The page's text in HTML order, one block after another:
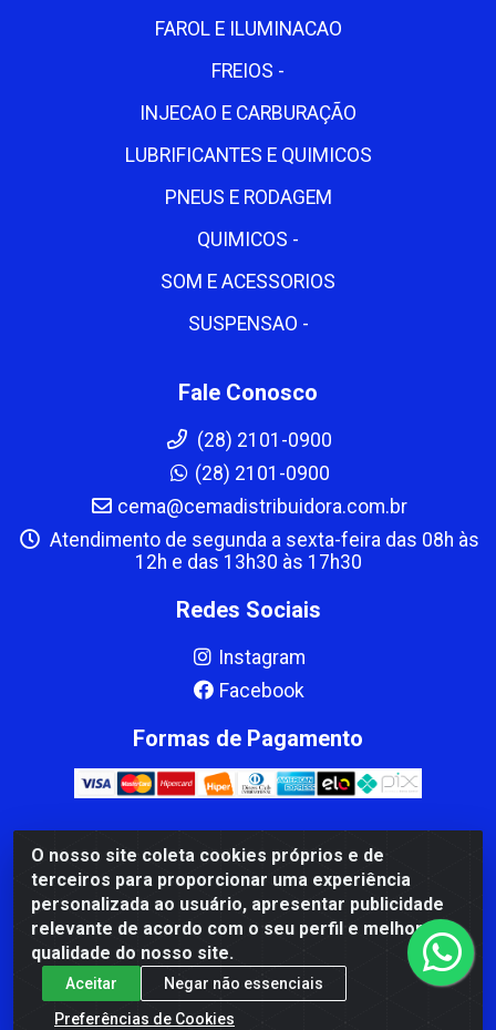
O nosso site coleta cookies próprios e de
terceiros para proporcionar uma experiência
personalizada ao usuário, apresentar publicidade
relevante de acordo com o seu perfil e melhorar a
qualidade do nosso site.
Aceitar
Negar não essenciais
Preferências de Cookies
FAROL E ILUMINACAO
FREIOS -
INJECAO E CARBURAÇÃO
LUBRIFICANTES E QUIMICOS
PNEUS E RODAGEM
QUIMICOS -
SOM E ACESSORIOS
SUSPENSAO -
Fale Conosco
(28) 2101-0900
(28) 2101-0900
cema@cemadistribuidora.com.br
Atendimento de segunda a sexta-feira das 08h às
12h e das 13h30 às 17h30
Redes Sociais
Instagram
Facebook
Formas de Pagamento
CBP MACEDO COMERCIO PEÇAS LTDA Matriz - av Mauro
Miranda Madureira, 1249 - Coramara , Cachoeiro de
Itapemirim/ES - CEP 29.311-310 - CNPJ 00.502.680/0001-41